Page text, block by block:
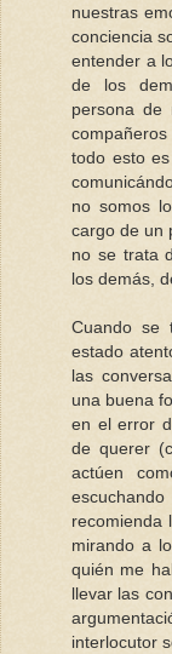
nuestras
conciencia
entender a
de los
persona de
todo esto
no somos
cargo de un
no se trata
los demás,
Cuando se
estado
las
una buena
en el error
de querer
actúen
recomienda
mirando a
quién me
llevar las
interlocutor